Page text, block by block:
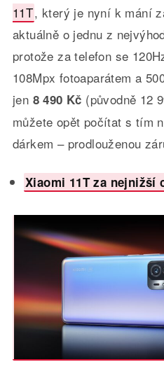
11T, který je nyní k mání
aktuálně o jednu z
protože za telefon se
108Mpx fotoaparátem a
jen 8 490 Kč (původně 12
můžete opět počítat s tím
dárkem – prodlouženou
Xiaomi 11T za nejnižší